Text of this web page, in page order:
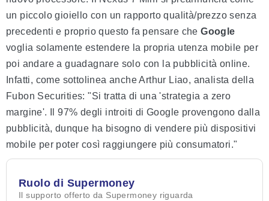
un piccolo gioiello con un rapporto qualità/prezzo senza
precedenti e proprio questo fa pensare cheGoogle
voglia solamente estendere la propria utenza mobile per
poi andare a guadagnare solo con la pubblicità online.
Infatti, come sottolinea anche Arthur Liao, analista della
Fubon Securities: "Si tratta di una 'strategia a zero
margine'. Il 97% degli introiti di Google provengono dalla
pubblicità, dunque ha bisogno di vendere più dispositivi
mobile per poter così raggiungere più consumatori."
Ruolo di Supermoney
Il supporto offerto da Supermoney riguarda